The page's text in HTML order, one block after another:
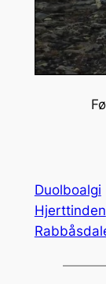
Duolboalgi
Hjerttinden